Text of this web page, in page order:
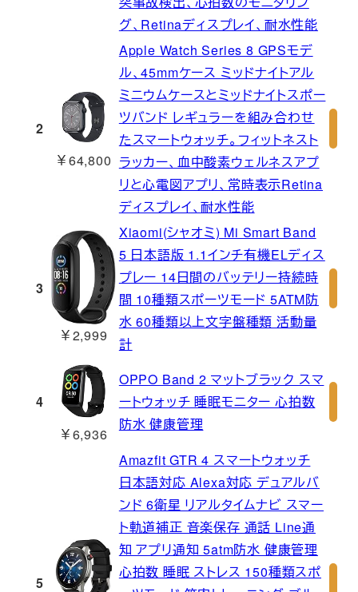
グ、Retinaディスプレイ、耐水性能
2
￥64,800
Apple Watch Series 8 GPSモデ
ル、45mmケース ミッドナイトアル
ミニウムケースとミッドナイトスポー
ツバンド レギュラーを組み合わせ
たスマートウォッチ。フィットネスト
ラッカー、血中酸素ウェルネスアプ
リと心電図アプリ、常時表示Retina
ディスプレイ、耐水性能
3
￥2,999
Xiaomi(シャオミ) Mi Smart Band
5 日本語版 1.1インチ有機ELディス
プレー 14日間のバッテリー持続時
間 10種類スポーツモード 5ATM防
水 60種類以上文字盤種類 活動量
計
4
￥6,936
OPPO Band 2 マットブラック スマ
ートウォッチ 睡眠モニター 心拍数
防水 健康管理
5
Amazfit GTR 4 スマートウォッチ
日本語対応 Alexa対応 デュアルバ
ンド 6衛星 リアルタイムナビ スマー
ト軌道補正 音楽保存 通話 Line通
知 アプリ通知 5atm防水 健康管理
心拍数 睡眠 ストレス 150種類スポ